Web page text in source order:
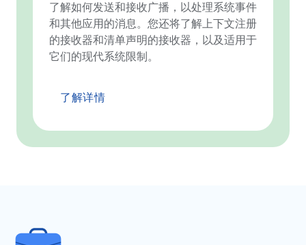
了解如何发送和接收广播，以处理系统事件
和其他应用的消息。您还将了解上下文注册
的接收器和清单声明的接收器，以及适用于
它们的现代系统限制。
了解详情